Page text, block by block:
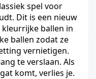
spel voor
Dit is een nieuw
ballen in
ballen zodat ze
vernietigen.
te verslaan. Als
komt, verlies je.